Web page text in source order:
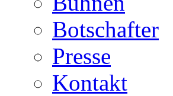
Botschafter
Presse
Kontakt